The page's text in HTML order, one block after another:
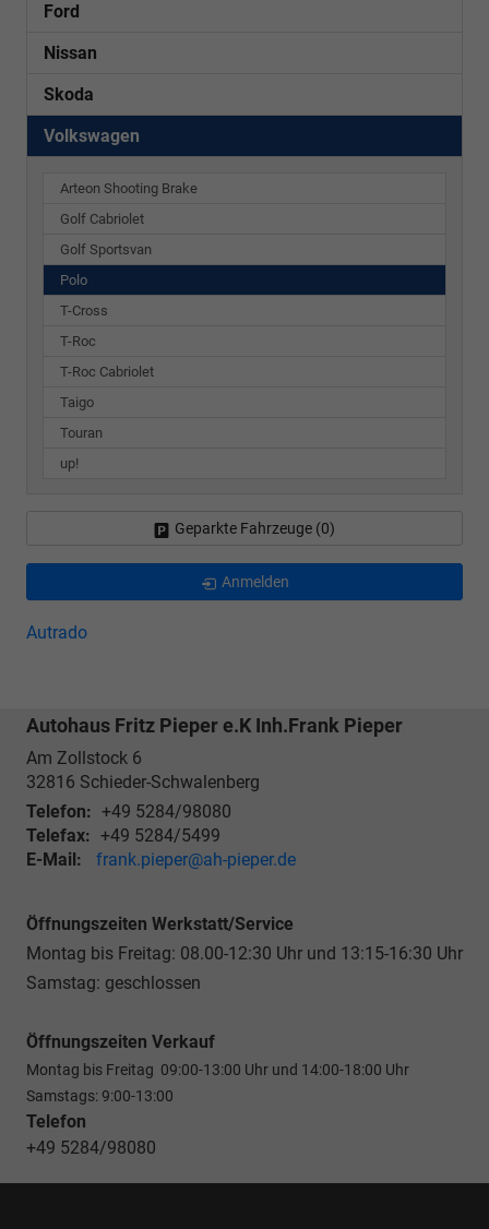
Ford
Nissan
Skoda
Volkswagen
Arteon Shooting Brake
Golf Cabriolet
Golf Sportsvan
Polo
T-Cross
T-Roc
T-Roc Cabriolet
Taigo
Touran
up!
Geparkte Fahrzeuge (0)
Anmelden
Autrado
Autohaus Fritz Pieper e.K Inh.Frank Pieper
Am Zollstock 6
32816 Schieder-Schwalenberg
Telefon: +49 5284/98080
Telefax: +49 5284/5499
E-Mail:
frank.pieper@ah-pieper.de
Öffnungszeiten Werkstatt/Service
Montag bis Freitag: 08.00-12:30 Uhr und 13:15-16:30 Uhr
Samstag: geschlossen
Öffnungszeiten Verkauf
Montag bis Freitag 09:00-13:00 Uhr und 14:00-18:00 Uhr
Samstags: 9:00-13:00
Telefon
+49 5284/98080